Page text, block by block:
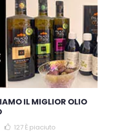
IL MIGLIOR OLIO
127 È piaciuto